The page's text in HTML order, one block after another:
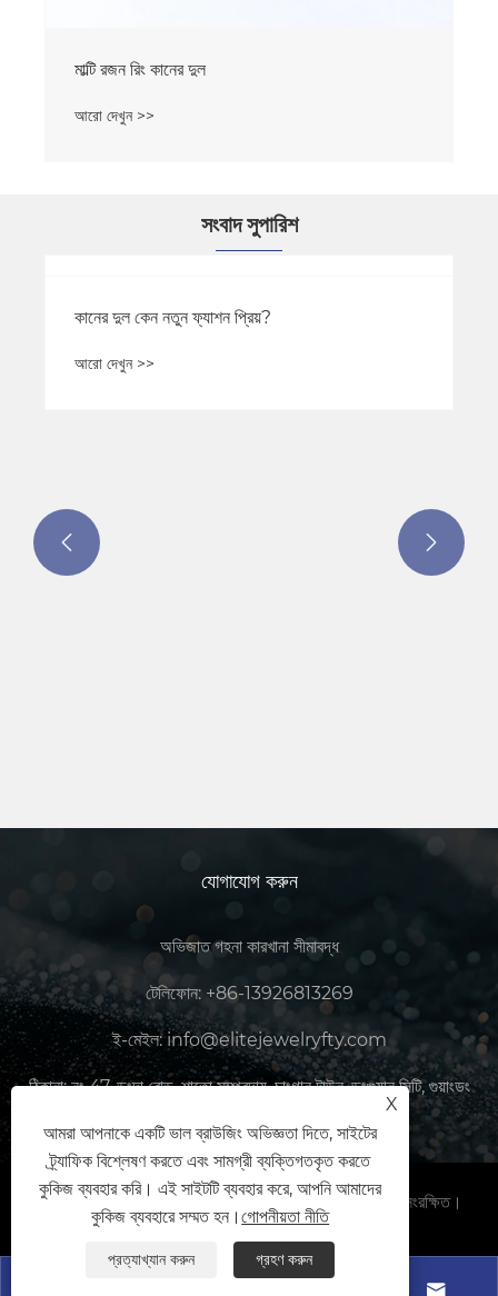
সংবাদ সুপারিশ
পিভিডি প্লেটিং গহনা ভাল?
আরো দেখুন >>
 
যোগাযোগ করুন
অভিজাত গহনা কারখানা সীমাবদ্ধ
টেলিফোন: +86-13926813269
ই-মেইল:info@elitejewelryfty.com
ঠিকানা:নং 47, ডংদা রোড, শাতো সম্প্রদায়, চাংগান টাউন, ডংগুয়ান সিটি, গুয়াংডং
প্রদেশ, চীন
কপিরাইট © 2025 এলিট গহনা কারখানা সীমাবদ্ধ সমস্ত অধিকার সংরক্ষিত।

X
আমরা আপনাকে একটি ভাল ব্রাউজিং অভিজ্ঞতা দিতে, সাইটের
ট্র্যাফিক বিশ্লেষণ করতে এবং সামগ্রী ব্যক্তিগতকৃত করতে
কুকিজ ব্যবহার করি। এই সাইটটি ব্যবহার করে, আপনি আমাদের
কুকিজ ব্যবহারে সম্মত হন।গোপনীয়তা নীতি
প্রত্যাখ্যান করুন গ্রহণ করুন